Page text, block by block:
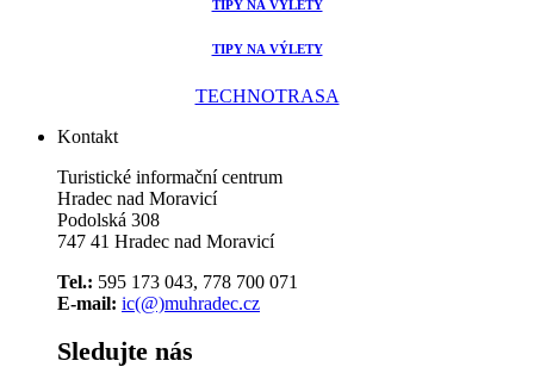
TIPY NA VÝLETY
TIPY NA VÝLETY
TECHNOTRASA
Kontakt
Turistické informační centrum
Hradec nad Moravicí
Podolská 308
747 41 Hradec nad Moravicí
Tel.: 595 173 043, 778 700 071
E-mail: ic(@)muhradec.cz
Sledujte nás